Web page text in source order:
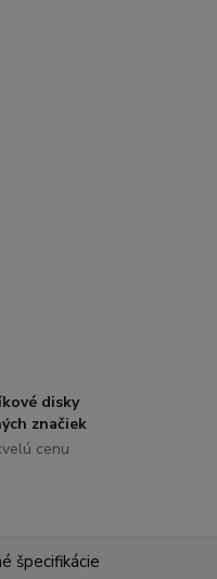
disky
značiek
cenu
špecifikácie